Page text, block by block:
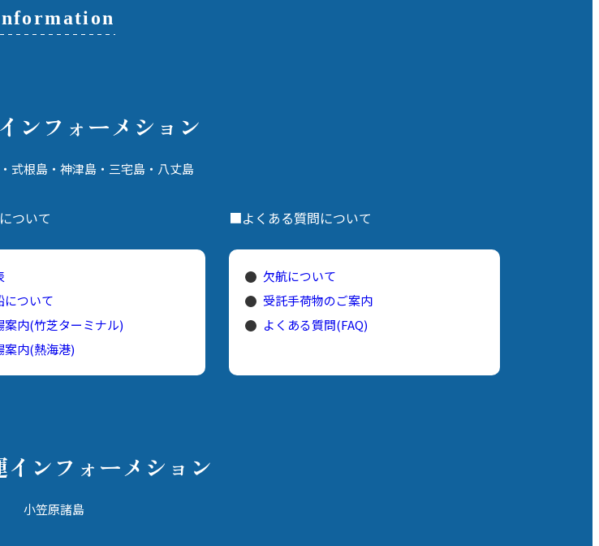
インフォーメション
式根島・神津島・ 三宅島・八丈島
ついて
について
案内(竹芝ターミナル)
案内(熱海港)
■よくある質問について
欠航について
受託手荷物のご案内
よくある質問(FAQ)
インフォーメション
小笠原諸島